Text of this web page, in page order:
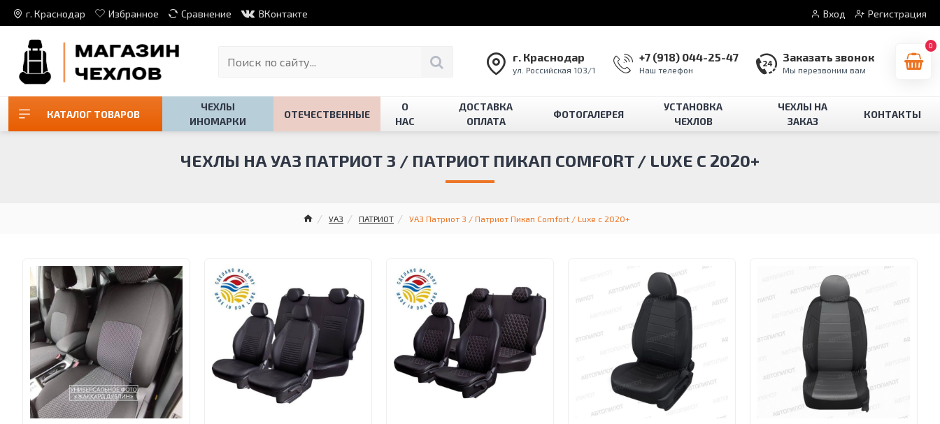
г. Краснодар Избранное Сравнение ВКонтакте Вход Регистрация
г. Краснодар
ул. Российская 103/1
+7 (918) 044-25-47
Наш телефон
Заказать звонок
Мы перезвоним вам
0
КАТАЛОГ ТОВАРОВ
ЧЕХЛЫ
ИНОМАРКИ
ОТЕЧЕСТВЕННЫЕ
О
НАС
ДОСТАВКА
ОПЛАТА
ФОТОГАЛЕРЕЯ
УСТАНОВКА
ЧЕХЛОВ
ЧЕХЛЫ НА
ЗАКАЗ
КОНТАКТЫ
УАЗ ПАТРИОТ УАЗ Патриот 3 / Патриот Пикап Comfort / Luxe с 2020+
ЧЕХЛЫ НА УАЗ ПАТРИОТ 3 / ПАТРИОТ ПИКАП COMFORT / LUXE С 2020+